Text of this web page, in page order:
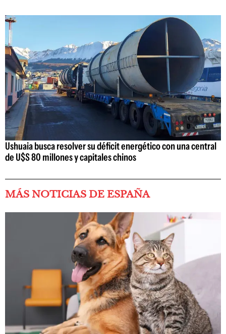
Ushuaia busca resolver su déficit energético con una central
de U$S 80 millones y capitales chinos
MÁS NOTICIAS DE ESPAÑA